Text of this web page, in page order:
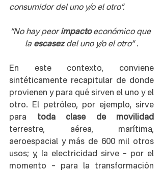
consumidor del uno y/o el otro”.
“No hay peor impacto económico que
la escasez del uno y/o el otro” .
En este contexto, conviene
sintéticamente recapitular de donde
provienen y para qué sirven el uno y el
otro. El petróleo, por ejemplo, sirve
para toda clase de movilidad
terrestre, aérea, marítima,
aeroespacial y más de 600 mil otros
usos; y, la electricidad sirve – por el
momento – para la transformación